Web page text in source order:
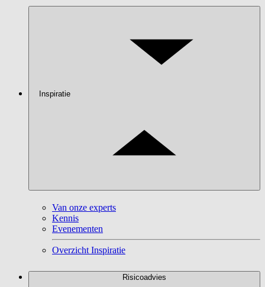
Inspiratie
Van onze experts
Kennis
Evenementen
Overzicht Inspiratie
Risicoadvies